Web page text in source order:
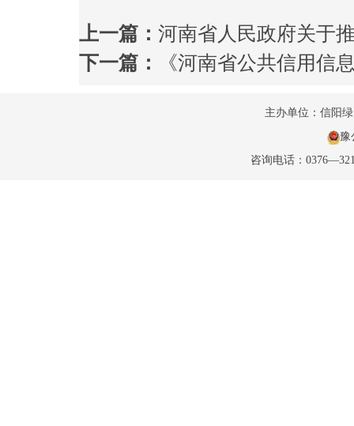
上一篇： 河南省人民政府关于
下一篇：
《河南省公共信用信
主办单位：信阳
豫
咨询电话：